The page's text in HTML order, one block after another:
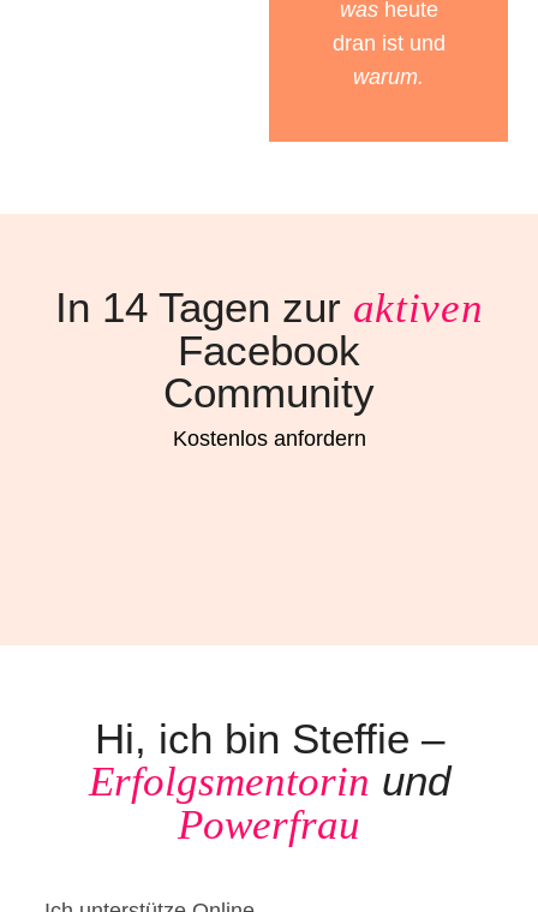
was heute
dran ist und
warum.
In 14 Tagen zur aktiven
Facebook
Community
Kostenlos anfordern
Hi, ich bin Steffie –
Erfolgsmentorin und
Powerfrau